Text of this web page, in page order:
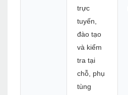
trực
tuyến,
đào tạo
và kiểm
tra tại
chỗ, phụ
tùng